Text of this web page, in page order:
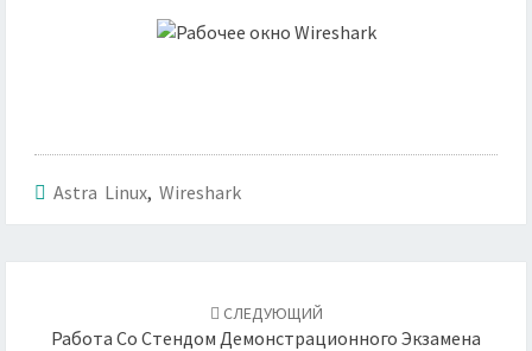
Astra Linux, Wireshark
записям
СЛЕДУЮЩИЙ
Работа Со Стендом Демонстрационного Экзамена